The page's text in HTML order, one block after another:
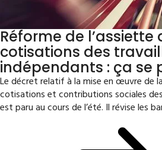
Réforme de l’assiette
cotisations des
indépendants : ça se
Le décret relatif à la mise en œuvre de
cotisations et contributions sociales
est paru au cours de l’été. Il révise les